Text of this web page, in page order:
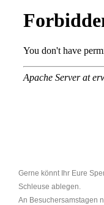
Gerne könnt Ihr Eure
Schleuse ablegen.
An Besuchersamstagen